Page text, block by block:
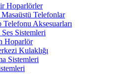
Hoparlörler
Telefonlar
Telefonu Aksesuarları
Sistemleri
Hoparlör
Kulaklığı
Sistemleri